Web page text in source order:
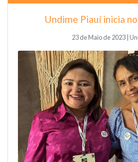
Undime Piauí inicia
23 de Maio de 2023 |